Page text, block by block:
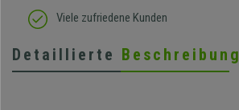
Viele zufriedene Kunden
Detaillierte Beschreibung